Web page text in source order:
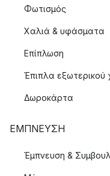
Φωτισμός
Χαλιά & υφάσματα
Επίπλωση
Έπιπλα εξωτερικού
Δωροκάρτα
ΈΜΠΝΕΥΣΗ
Έμπνευση &